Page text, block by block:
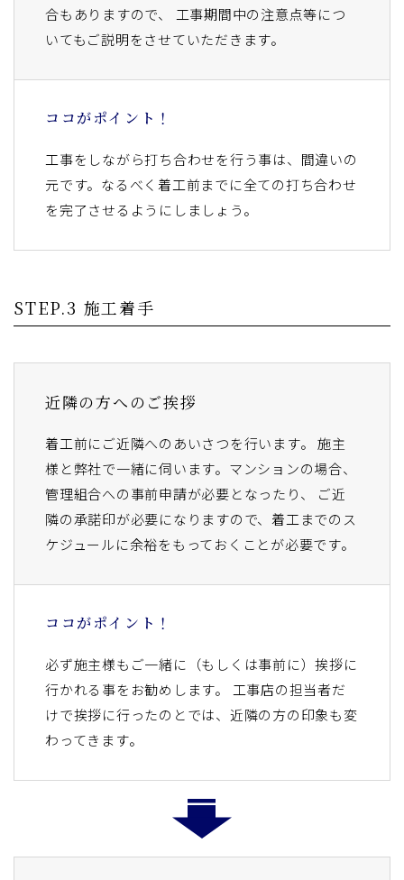
合もありますので、 工事期間中の注意点等につ
いてもご説明をさせていただきます。
ココがポイント！
工事をしながら打ち合わせを行う事は、間違いの
元です。なるべく着工前までに全ての打ち合わせ
を完了させるようにしましょう。
STEP.3 施工着手
近隣の方へのご挨拶
着工前にご近隣へのあいさつを行います。 施主
様と弊社で一緒に伺います。マンションの場合、
管理組合への事前申請が必要となったり、 ご近
隣の承諾印が必要になりますので、着工までのス
ケジュールに余裕をもっておくことが必要です。
ココがポイント！
必ず施主様もご一緒に（もしくは事前に）挨拶に
行かれる事をお勧めします。 工事店の担当者だ
けで挨拶に行ったのとでは、近隣の方の印象も変
わってきます。